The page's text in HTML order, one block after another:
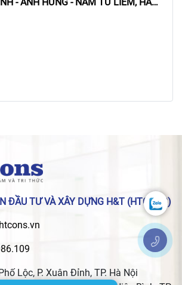
ĐẦU TƯ VÀ XÂY DỰNG H&T (HTCONS)
Lộc, P. Xuân Đỉnh, TP. Hà Nội